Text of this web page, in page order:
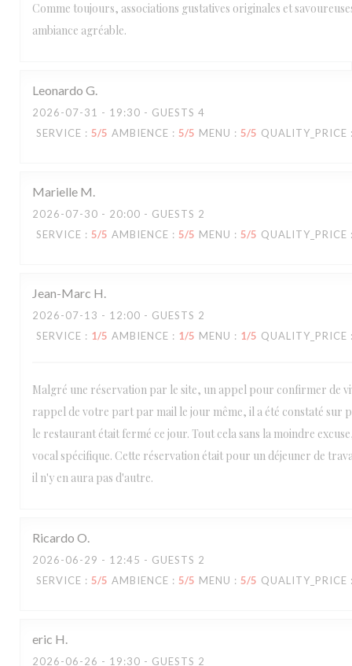
Comme toujours, associations gustatives originales et
ambiance agréable.
Leonardo G
2026-07-31 - 19:30 - GUESTS 4
SERVICE : 5/5 AMBIENCE : 5/5 MENU : 5/5 QUALITY_PRICE
Marielle M
2026-07-30 - 20:00 - GUESTS 2
SERVICE : 5/5 AMBIENCE : 5/5 MENU : 5/5 QUALITY_PRICE
Jean-Marc H
2026-07-13 - 12:00 - GUESTS 2
SERVICE : 1/5 AMBIENCE : 1/5 MENU : 1/5 QUALITY_PRICE
Malgré une réservation par le site, un appel pour confirmer de
rappel de votre part par mail le jour même, il a été constaté sur
le restaurant était fermé ce jour. Tout cela sans la moindre
vocal spécifique. Cette réservation était pour un déjeuner de
il n'y en aura pas d'autre.
Ricardo O
2026-06-29 - 12:45 - GUESTS 2
SERVICE : 5/5 AMBIENCE : 5/5 MENU : 5/5 QUALITY_PRICE
eric H
2026-06-26 - 19:30 - GUESTS 2